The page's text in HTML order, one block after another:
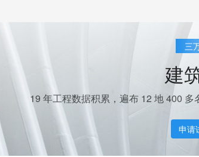
三
建
19 年工程数据积累，遍布 12 地 400
申请